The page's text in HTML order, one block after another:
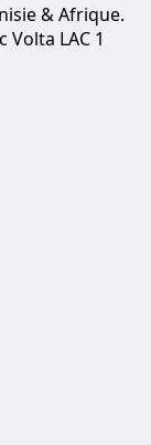
& Afrique.
LAC 1